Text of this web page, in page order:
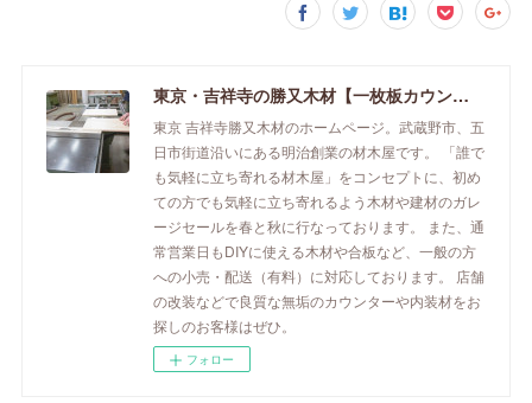
東京・吉祥寺の勝又木材【一枚板カウンター】
東京 吉祥寺勝又木材のホームページ。武蔵野市、五
日市街道沿いにある明治創業の材木屋です。 「誰で
も気軽に立ち寄れる材木屋」をコンセプトに、初め
ての方でも気軽に立ち寄れるよう木材や建材のガレ
ージセールを春と秋に行なっております。 また、通
常営業日もDIYに使える木材や合板など、一般の方
への小売・配送（有料）に対応しております。 店舗
の改装などで良質な無垢のカウンターや内装材をお
探しのお客様はぜひ。
フォロー